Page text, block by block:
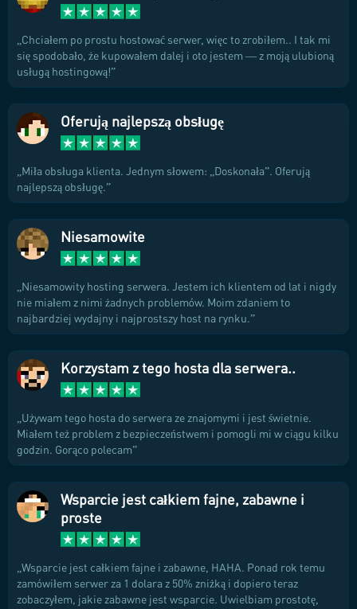
Chciałem po prostu hostować serwer, więc to zrobiłem.. I tak mi
się spodobało, że kupowałem dalej i oto jestem — z moją ulubioną
usługą hostingową!
Oferują najlepszą obsługę
Miła obsługa klienta. Jednym słowem: „Doskonała”. Oferują
najlepszą obsługę.
Niesamowite
Niesamowity hosting serwera. Jestem ich klientem od lat i nigdy
nie miałem z nimi żadnych problemów. Moim zdaniem to
najbardziej wydajny i najprostszy host na rynku.
Korzystam z tego hosta dla serwera..
Używam tego hosta do serwera ze znajomymi i jest świetnie.
Miałem też problem z bezpieczeństwem i pomogli mi w ciągu kilku
godzin. Gorąco polecam
Wsparcie jest całkiem fajne, zabawne i
proste
Wsparcie jest całkiem fajne i zabawne, HAHA. Ponad rok temu
zamówiłem serwer za 1 dolara z 50% zniżką i dopiero teraz
zobaczyłem, jakie zabawne jest wsparcie. Uwielbiam prostotę,